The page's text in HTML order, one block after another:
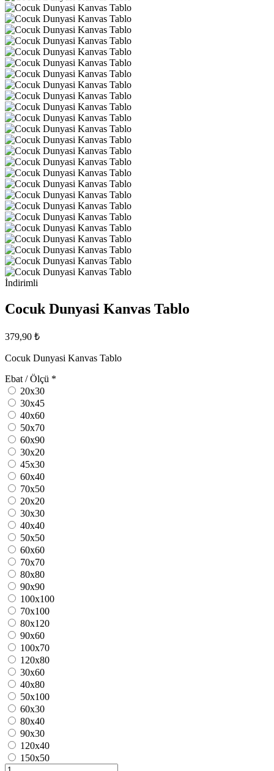
İndirimli
Cocuk Dunyasi Kanvas Tablo
379,90 ₺
Cocuk Dunyasi Kanvas Tablo
Ebat / Ölçü *
20x30
30x45
40x60
50x70
60x90
30x20
45x30
60x40
70x50
20x20
30x30
40x40
50x50
60x60
70x70
80x80
90x90
100x100
70x100
80x120
90x60
100x70
120x80
30x60
40x80
50x100
60x30
80x40
90x30
120x40
150x50